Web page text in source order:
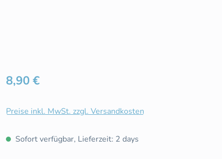
Regulärer Preis:
8,90 €
Preise inkl. MwSt. zzgl. Versandkosten
Sofort verfügbar, Lieferzeit: 2 days